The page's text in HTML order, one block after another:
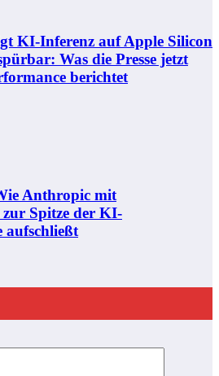
KI-Inferenz auf Apple Silicon
Was die Presse jetzt
berichtet
Anthropic mit
zur Spitze der KI-
aufschließt